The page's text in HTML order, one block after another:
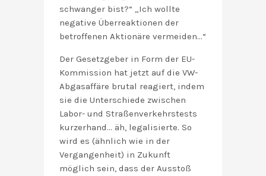
schwanger bist?“ „Ich wollte
negative Überreaktionen der
betroffenen Aktionäre vermeiden…“
Der Gesetzgeber in Form der EU-
Kommission hat jetzt auf die VW-
Abgasaffäre brutal reagiert, indem
sie die Unterschiede zwischen
Labor- und Straßenverkehrstests
kurzerhand… äh, legalisierte. So
wird es (ähnlich wie in der
Vergangenheit) in Zukunft
möglich sein, dass der Ausstoß